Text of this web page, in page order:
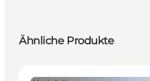
Ähnliche Produkte